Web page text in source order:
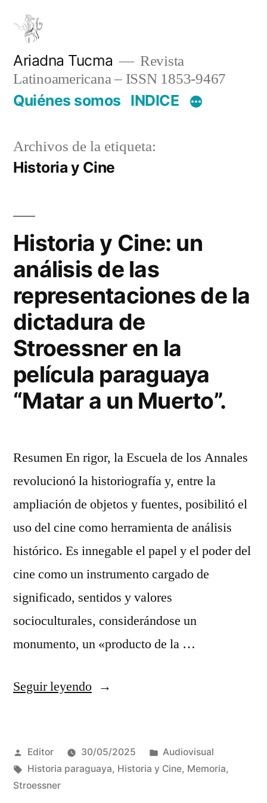
Saltar
contenido
Ariadna Tucma
Revista
Latinoamericana – ISSN 1853-9467
Quiénes somos INDICE
Archivos de la etiqueta:
Historia y Cine
Historia y Cine: un
análisis de las
representaciones de la
dictadura de
Stroessner en la
película paraguaya
“Matar a un Muerto”.
Resumen En rigor, la Escuela de los Annales
revolucionó la historiografía y, entre la
ampliación de objetos y fuentes, posibilitó el
uso del cine como herramienta de análisis
histórico. Es innegable el papel y el poder del
cine como un instrumento cargado de
significado, sentidos y valores
socioculturales, considerándose un
monumento, un «producto de la …
Seguir leyendo«Historia
un
análisis
Publicado
por
Editor 30/05/2025
Publicado
en
Audiovisual
Etiquetas:
Historia paraguaya, Historia y Cine, Memoria,
Stroessner